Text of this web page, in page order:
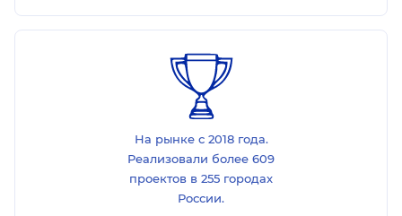
На рынке с 2018 года.
Реализовали более 609
проектов в 255 городах
России.